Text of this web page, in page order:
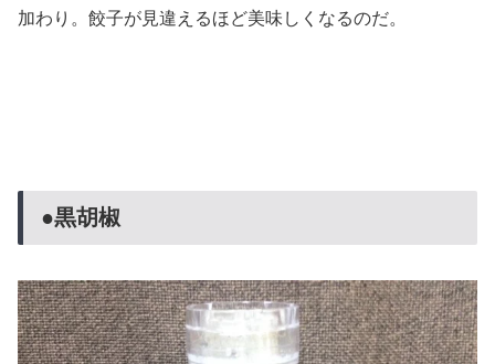
加わり。餃子が見違えるほど美味しくなるのだ。
●黒胡椒